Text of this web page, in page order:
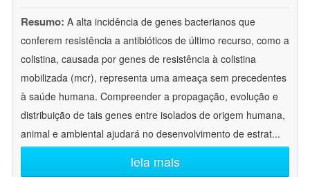
Resumo: A alta incidência de genes bacterianos que
conferem resistência a antibióticos de último recurso, como a
colistina, causada por genes de resistência à colistina
mobilizada (mcr), representa uma ameaça sem precedentes
à saúde humana. Compreender a propagação, evolução e
distribuição de tais genes entre isolados de origem humana,
animal e ambiental ajudará no desenvolvimento de estrat...
leia mais